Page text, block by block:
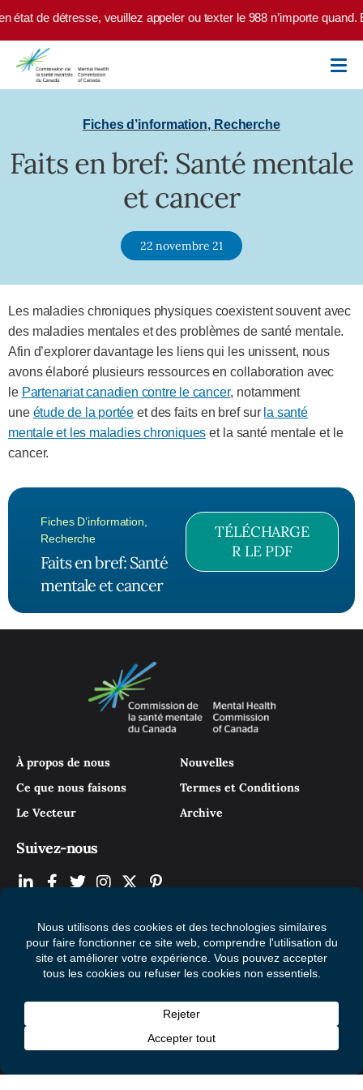
Skip to main content
état de détresse, veuillez appeler ou texter le 988 n’importe
Fiches d’information, Recherche
Faits en bref: Santé mentale
et cancer
22 novembre 21
Les maladies chroniques physiques coexistent souvent avec
des maladies mentales et des problèmes de santé mentale.
Afin d’explorer davantage les liens qui les unissent, nous
avons élaboré plusieurs ressources en collaboration avec
le Partenariat canadien contre le cancer, notamment
une étude de la portée et des faits en bref sur la santé
mentale et les maladies chroniques et la santé mentale et le
cancer.
Fiches D’information
Recherche
Faits en bref: Santé
mentale et cancer
TÉLÉCHARGE
R LE PDF
À propos de nous
Ce que nous faisons
Le Vecteur
Nouvelles
Termes et Conditions
Archive
Suivez-nous